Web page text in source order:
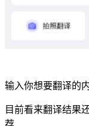
输入你想要翻译的
目前看来翻译结果